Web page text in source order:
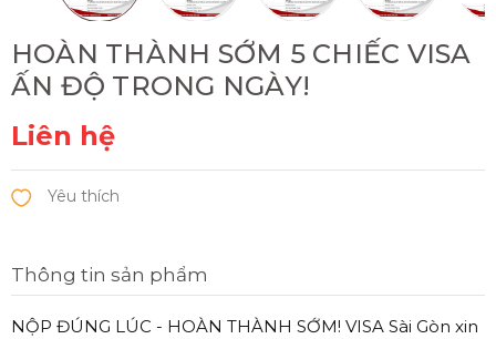
HOÀN THÀNH SỚM 5 CHIẾC VISA
ẤN ĐỘ TRONG NGÀY!
Liên hệ
Thông tin sản phẩm
NỘP ĐÚNG LÚC - HOÀN THÀNH SỚM! VISA Sài Gòn xin